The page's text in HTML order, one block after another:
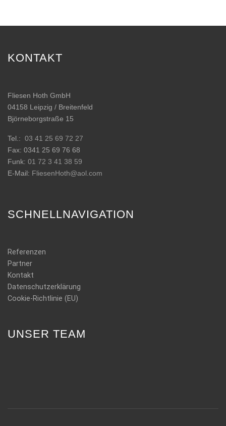
KONTAKT
Fliesen Hoth GmbH
04158 Leipzig / Breitenfeld
Björneborgstraße 15
Tel.: 03 41 25 69 72 27
Fax: 0341 25 69 76 68
Funk: 01 72 3 41 38 59
E-Mail: FliesenHoth@aol.com
SCHNELLNAVIGATION
Referenzen
Partner
Kontakt
Datenschutzerklärung
Cookie-Richtlinie (EU)
UNSER TEAM